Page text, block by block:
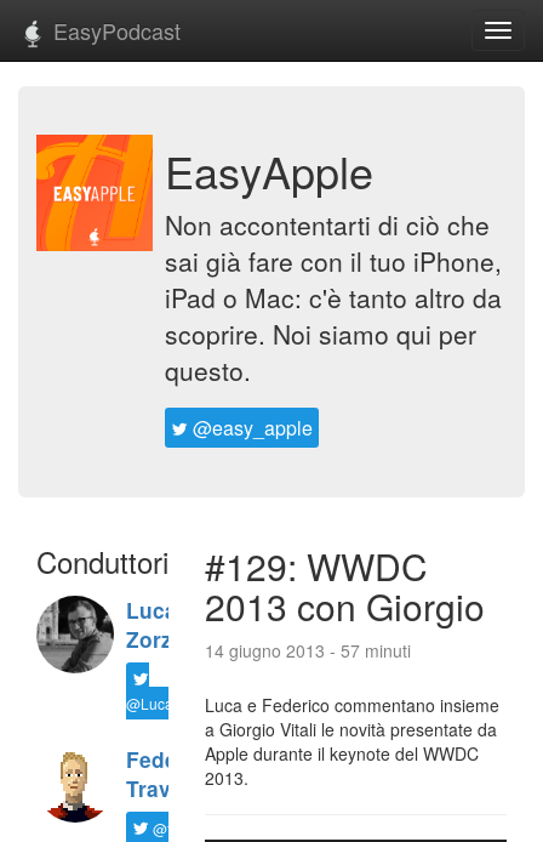
EasyPodcast
EasyApple
Non accontentarti di ciò che
sai già fare con il tuo iPhone,
iPad o Mac: c'è tanto altro da
scoprire. Noi siamo qui per
questo.
@easy_apple
Conduttori
Luca
Zorzi
@LucaTNT
Federico
Travaini
@ftrava
#129: WWDC
2013 con Giorgio
14 giugno 2013 - 57 minuti
Luca e Federico commentano insieme
a Giorgio Vitali le novità presentate da
Apple durante il keynote del WWDC
2013.